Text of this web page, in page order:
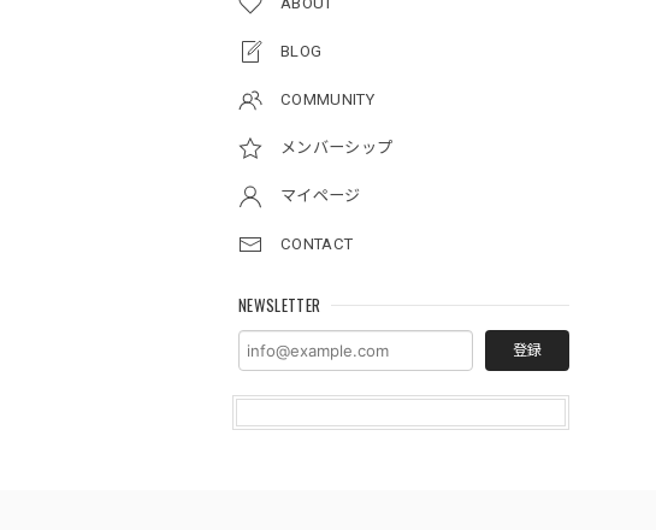
BLOG
COMMUNITY
メンバーシップ
マイページ
CONTACT
NEWSLETTER
登録